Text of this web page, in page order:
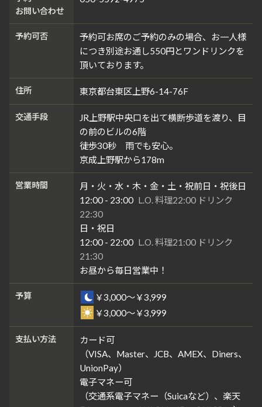
お問い合わせ
予約可否
予約可お席のご予約のみの場合、お一人様
につき別途お通し550円とワンドリンクを
頂いております。
住所 東京都台東区上野6-14-76F
交通手段
JR上野駅中央口を出て横断歩道を渡り、目
の前のビルの6階
徒歩30秒 雨でも安心。
京成上野駅から178m
営業時間
月・火・水・木・金・土・祝前日・祝後日
12:00 - 23:00 L.O. 料理22:00 ドリンク
22:30
日・祝日
12:00 - 22:00 L.O. 料理21:00 ドリンク
21:30
お昼から毎日営業中！
予算
￥3,000～￥3,999
￥3,000～￥3,999
支払い方法
カード可
（VISA、Master、JCB、AMEX、Diners、
UnionPay）
電子マネー可
（交通系電子マネー（Suicaなど）、楽天